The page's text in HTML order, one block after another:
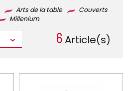
Arts de la table
Couverts
Millenium
6Article(s)